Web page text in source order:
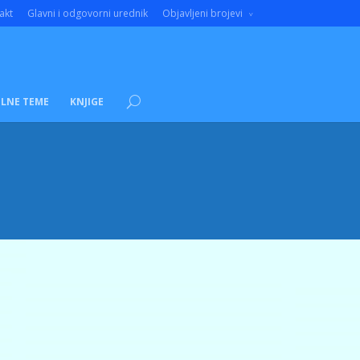
Glavni i odgovorni urednik Objavljeni brojevi
TEME KNJIGE